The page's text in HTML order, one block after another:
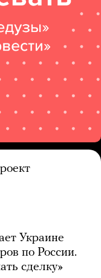
Украине
по России.
сделку»